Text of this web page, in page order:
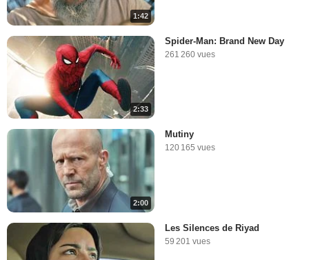
1:42
2:33
Spider-Man: Brand New Day
261 260 vues
2:00
Mutiny
120 165 vues
Les Silences de Riyad
59 201 vues